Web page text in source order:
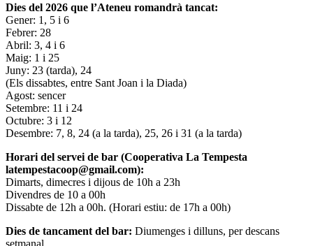
Dies del 2026 que l’Ateneu romandrà tancat:
Gener: 1, 5 i 6
Febrer: 28
Abril: 3, 4 i 6
Maig: 1 i 25
Juny: 23 (tarda), 24
(Els dissabtes, entre Sant Joan i la Diada)
Agost: sencer
Setembre: 11 i 24
Octubre: 3 i 12
Desembre: 7, 8, 24 (a la tarda), 25, 26 i 31 (a la tarda)
Horari del servei de bar (Cooperativa La Tempesta
latempestacoop@gmail.com):
Dimarts, dimecres i dijous de 10h a 23h
Divendres de 10 a 00h
Dissabte de 12h a 00h. (Horari estiu: de 17h a 00h)
Dies de tancament del bar: Diumenges i dilluns, per descans
setmanal